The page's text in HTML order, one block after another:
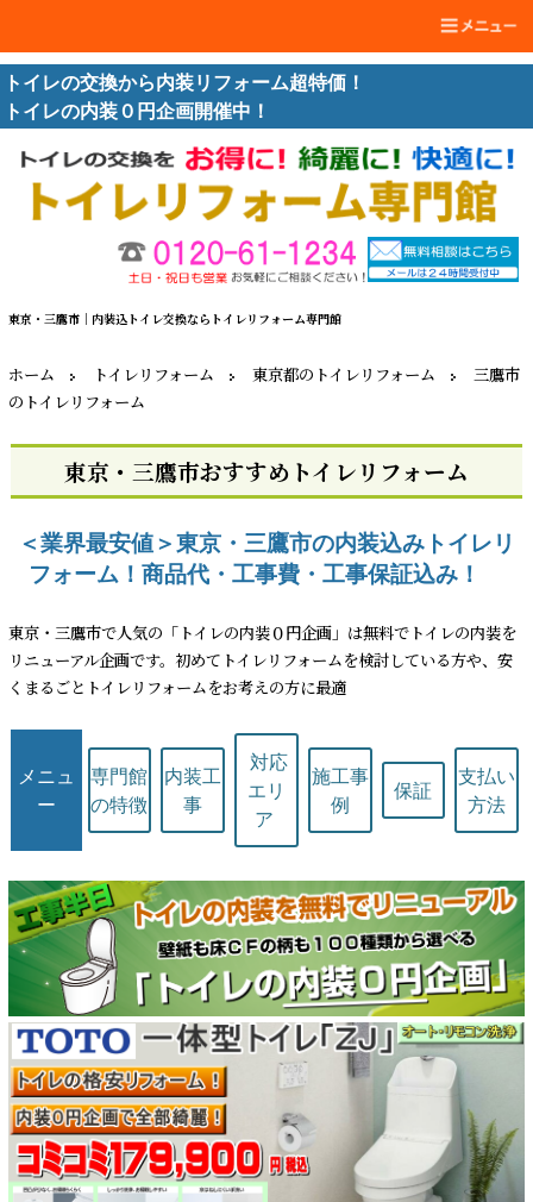
トイレの交換から内装リフォーム超特価！
トイレの内装０円企画開催中！
東京・三鷹市｜内装込トイレ交換ならトイレリフォーム専門館
ホーム トイレリフォーム 東京都のトイレリフォーム
三鷹市
のトイレリフォーム
東京・三鷹市おすすめトイレリフォーム
＜業界最安値＞東京・三鷹市の内装込みトイレリ
フォーム！商品代・工事費・工事保証込み！
東京・三鷹市で人気の「トイレの内装０円企画」は無料でトイレの内装を
リニューアル企画です。初めてトイレリフォームを検討している方や、安
くまるごとトイレリフォームをお考えの方に最適
メニュ
ー
専門館
の特徴
内装工
事
対応
エリ
ア
施工事
例
保証
支払い
方法